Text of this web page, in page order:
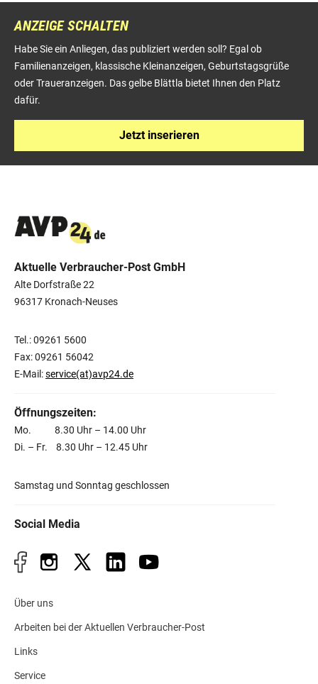
ANZEIGE SCHALTEN
Habe Sie ein Anliegen, das publiziert werden soll? Egal ob
Familienanzeigen, klassische Kleinanzeigen, Geburtstagsgrüße
oder Traueranzeigen. Das gelbe Blättla bietet Ihnen den Platz
dafür.
Jetzt inserieren
Aktuelle Verbraucher-Post GmbH
Alte Dorfstraße 22
96317 Kronach-Neuses
Tel.: 09261 5600
Fax: 09261 56042
E-Mail:service(at)avp24.de
Öffnungszeiten:
Mo. 8.30 Uhr – 14.00 Uhr
Di. – Fr. 8.30 Uhr – 12.45 Uhr
Samstag und Sonntag geschlossen
Social Media
Über uns
Arbeiten bei der Aktuellen Verbraucher-Post
Links
Service